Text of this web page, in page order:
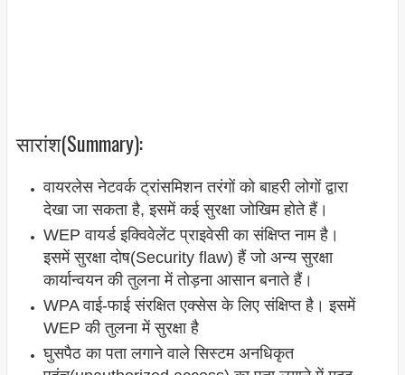
सारांश(Summary):
वायरलेस नेटवर्क ट्रांसमिशन तरंगों को बाहरी लोगों द्वारा
देखा जा सकता है, इसमें कई सुरक्षा जोखिम होते हैं।
WEP वायर्ड इक्विवेलेंट प्राइवेसी का संक्षिप्त नाम है।
इसमें सुरक्षा दोष(Security flaw) हैं जो अन्य सुरक्षा
कार्यान्वयन की तुलना में तोड़ना आसान बनाते हैं।
WPA वाई-फाई संरक्षित एक्सेस के लिए संक्षिप्त है। इसमें
WEP की तुलना में सुरक्षा है
घुसपैठ का पता लगाने वाले सिस्टम अनधिकृत